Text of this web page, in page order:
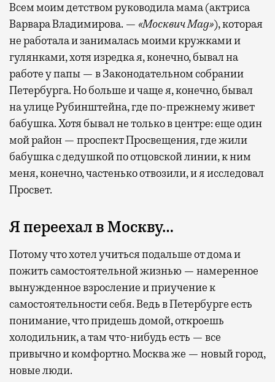
Всем моим детством руководила мама (актриса
Варвара Владимирова. — «Москвич Mag»), которая
не работала и занималась моими кружками и
гулянками, хотя изредка я, конечно, бывал на
работе у папы — в Законодательном собрании
Петербурга. Но больше и чаще я, конечно, бывал
на улице Рубинштейна, где по-прежнему живет
бабушка. Хотя бывал не только в центре: еще один
мой район — проспект Просвещения, где жили
бабушка с дедушкой по отцовской линии, к ним
меня, конечно, частенько отвозили, и я исследовал
Просвет.
Я переехал в Москву…
Потому что хотел учиться подальше от дома и
пожить самостоятельной жизнью — намеренное
вынужденное взросление и приучение к
самостоятельности себя. Ведь в Петербурге есть
понимание, что придешь домой, откроешь
холодильник, а там что-нибудь есть — все
привычно и комфортно. Москва же — новый город,
новые люди.